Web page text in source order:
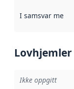
I samsvar med
Lovhjemler
Ikke oppgitt